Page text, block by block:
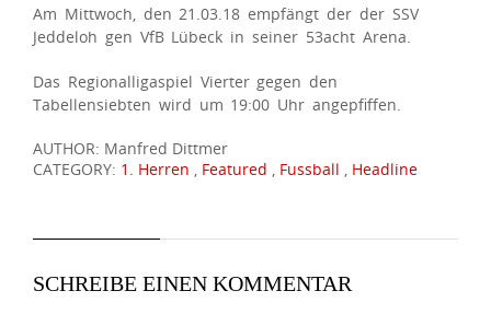
Am Mittwoch, den 21.03.18 empfängt der der SSV
Jeddeloh gen VfB Lübeck in seiner 53acht Arena.
Das Regionalligaspiel Vierter gegen den
Tabellensiebten wird um 19:00 Uhr angepfiffen.
AUTHOR: Manfred Dittmer
CATEGORY: 1. Herren , Featured , Fussball , Headline
SCHREIBE EINEN KOMMENTAR